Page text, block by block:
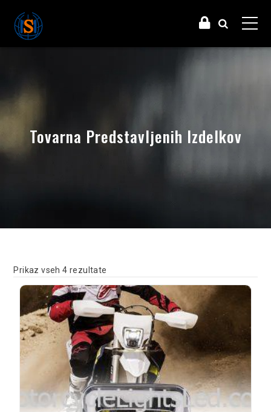
Tovarna Predstavljenih Izdelkov
Prikaz vseh 4 rezultate